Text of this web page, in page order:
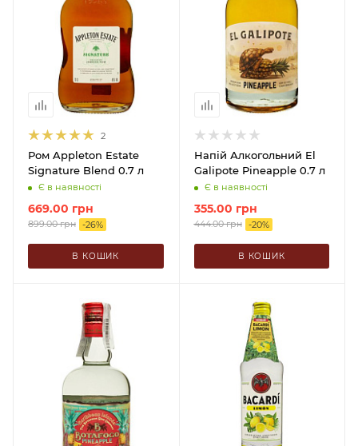
2
Ром Appleton Estate
Signature Blend 0.7 л
Є в наявності
669.00 грн
899.00грн -26%
В КОШИК
Напій Алкогольний El
Galipote Pineapple 0.7 л
Є в наявності
355.00 грн
444.00грн -20%
В КОШИК